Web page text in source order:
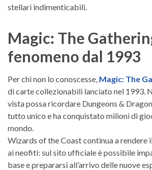
stellari indimenticabili.
Magic: The
fenomeno dal 1993
Per chi non lo conoscesse, Magic: The
di carte collezionabili lanciato nel 1993.
vista possa ricordare Dungeons &
tutto unico e ha conquistato milioni di
mondo.
Wizards of the Coast continua a rendere
ai neofiti: sul sito ufficiale è possibile
base e prepararsi all’arrivo delle nuove